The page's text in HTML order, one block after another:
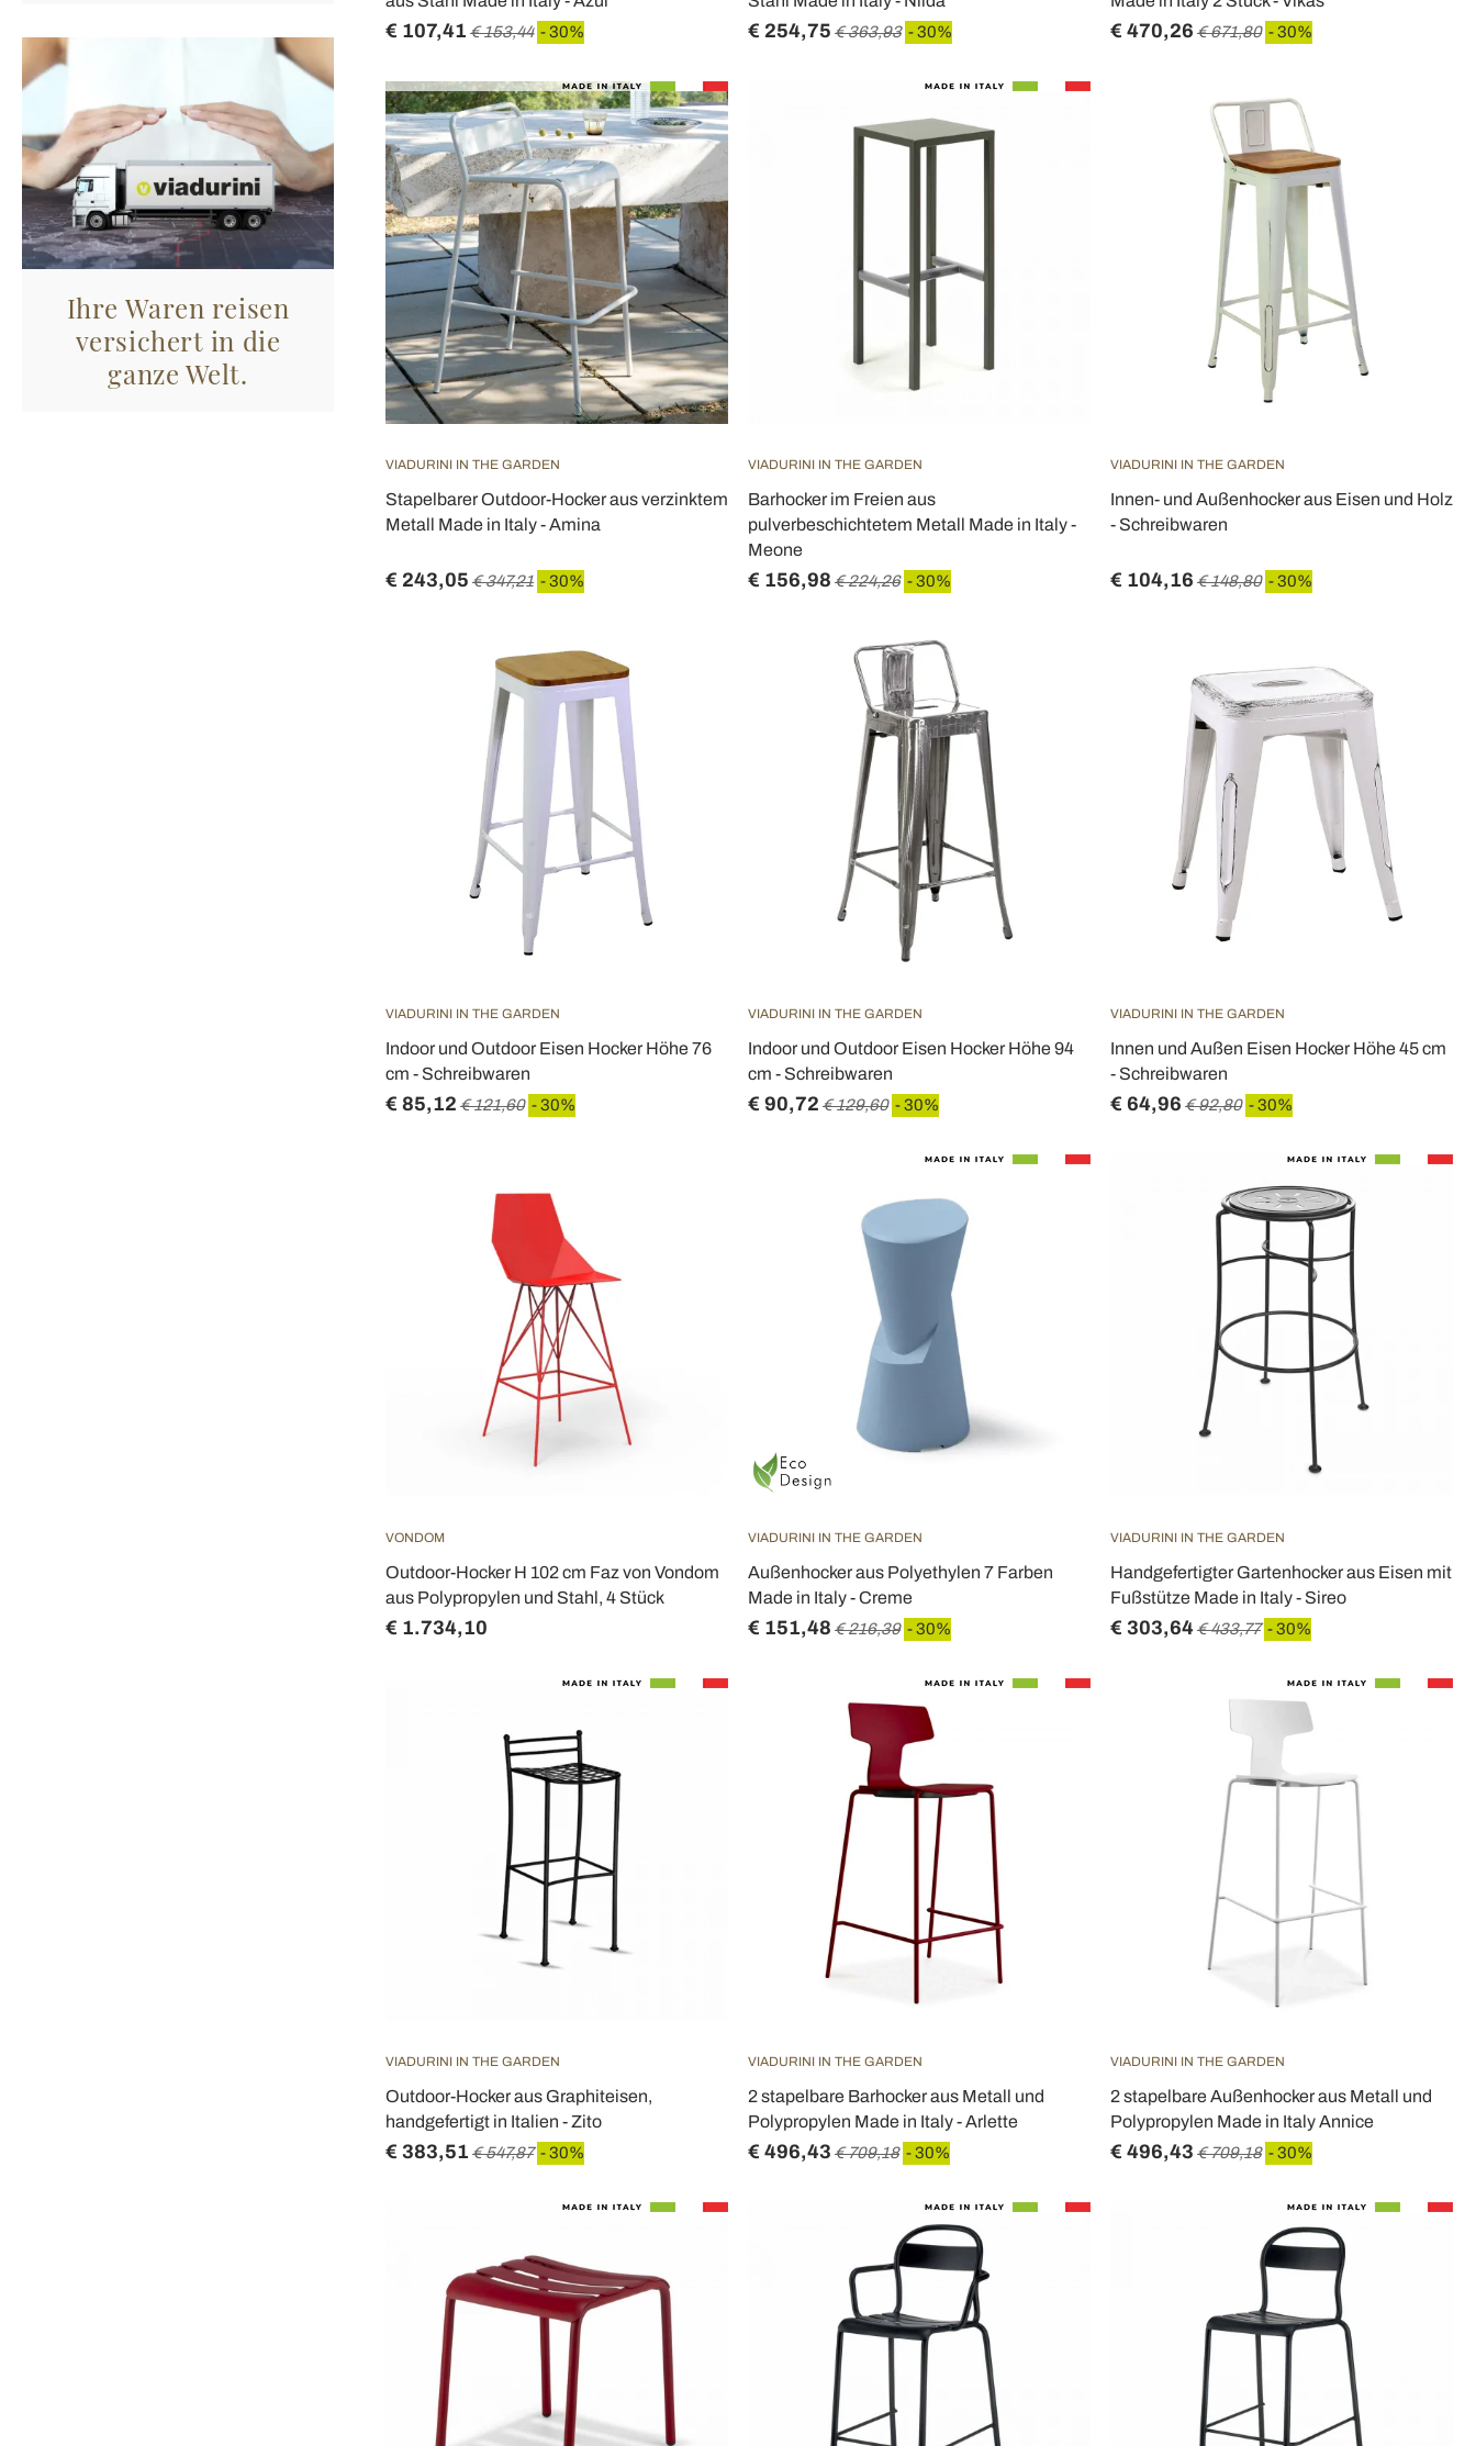
Ihre Waren reisen
versichert in die
ganze Welt.
€ 107,41 € 153,44 - 30% € 254,75 € 363,93 - 30% € 470,26 € 671,80 - 30%
VIADURINI IN THE GARDEN
Stapelbarer Outdoor-Hocker aus verzinktem
Metall Made in Italy - Amina
€ 243,05 € 347,21 - 30%
VIADURINI IN THE GARDEN
Barhocker im Freien aus
pulverbeschichtetem Metall Made in Italy -
Meone
€ 156,98 € 224,26 - 30%
VIADURINI IN THE GARDEN
Innen- und Außenhocker aus Eisen und Holz
- Schreibwaren
€ 104,16 € 148,80 - 30%
VIADURINI IN THE GARDEN
Indoor und Outdoor Eisen Hocker Höhe 76
cm - Schreibwaren
€ 85,12 € 121,60 - 30%
VIADURINI IN THE GARDEN
Indoor und Outdoor Eisen Hocker Höhe 94
cm - Schreibwaren
€ 90,72 € 129,60 - 30%
VIADURINI IN THE GARDEN
Innen und Außen Eisen Hocker Höhe 45 cm
- Schreibwaren
€ 64,96 € 92,80 - 30%
VONDOM
Outdoor-Hocker H 102 cm Faz von Vondom
aus Polypropylen und Stahl, 4 Stück
€ 1.734,10
VIADURINI IN THE GARDEN
Außenhocker aus Polyethylen 7 Farben
Made in Italy - Creme
€ 151,48 € 216,39 - 30%
VIADURINI IN THE GARDEN
Handgefertigter Gartenhocker aus Eisen mit
Fußstütze Made in Italy - Sireo
€ 303,64€ 433,77 - 30%
VIADURINI IN THE GARDEN
Outdoor-Hocker aus Graphiteisen,
handgefertigt in Italien - Zito
€ 383,51 € 547,87 - 30%
VIADURINI IN THE GARDEN
2 stapelbare Barhocker aus Metall und
Polypropylen Made in Italy - Arlette
€ 496,43 € 709,18 - 30%
VIADURINI IN THE GARDEN
2 stapelbare Außenhocker aus Metall und
Polypropylen Made in Italy Annice
€ 496,43 € 709,18 - 30%